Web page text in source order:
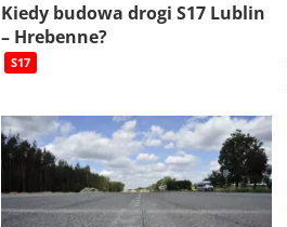
Kiedy budowa drogi S17 Lublin
– Hrebenne?
S17